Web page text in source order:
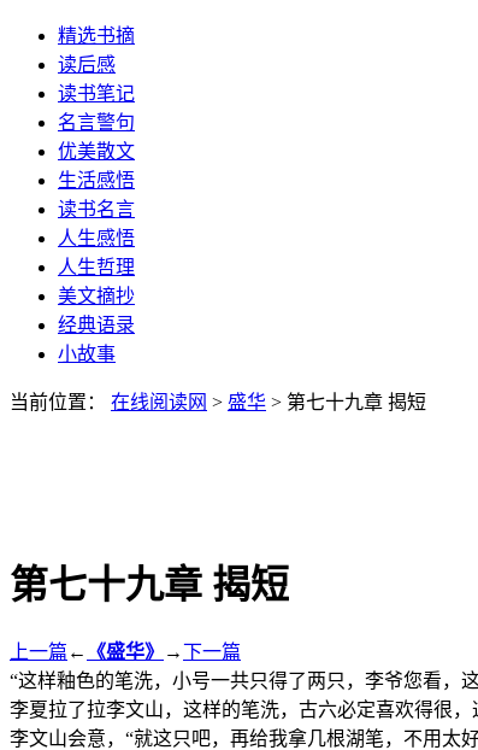
精选书摘
读后感
读书笔记
名言警句
优美散文
生活感悟
读书名言
人生感悟
人生哲理
美文摘抄
经典语录
小故事
当前位置： 在线阅读网 > 盛华 > 第七十九章 揭短
第七十九章 揭短
上一篇 ← 《盛华》 →下一篇
“这样釉色的笔洗，小号一共只得了两只，李爷您看
李夏拉了拉李文山，这样的笔洗，古六必定喜欢得很
李文山会意，“就这只吧，再给我拿几根湖笔，不用太